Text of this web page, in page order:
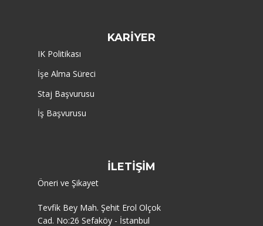
KARİYER
IK Politikası
İşe Alma Süreci
Staj Başvurusu
İş Başvurusu
İLETİŞİM
Öneri ve Şikayet
Tevfik Bey Mah. Şehit Erol Olçok
Cad. No:26 Sefaköy - İstanbul